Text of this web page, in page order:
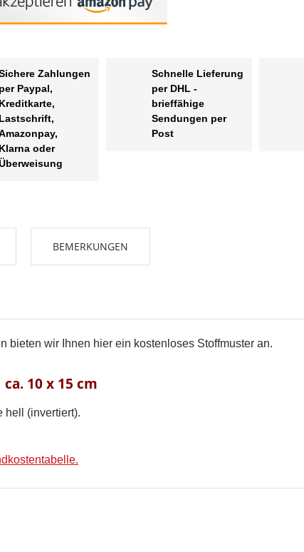
Zahlungen
per Paypal,
Kreditkarte,
Lastschrift,
Klarna oder
Schnelle Lieferung
per DHL -
brieffähige
Sendungen per
Post
BEMERKUNGEN
bieten wir Ihnen hier ein kostenloses Stoffmuster an.
10 x 15 cm
hell (invertiert).
add_circle_outline Neue Liste anlegen